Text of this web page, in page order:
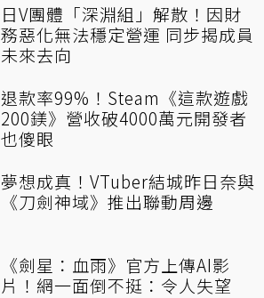
日V團體「深淵組」解散！因財
務惡化無法穩定營運 同步揭成員
未來去向
退款率99%！Steam《這款遊戲
200鎂》營收破4000萬元開發者
也傻眼
夢想成真！VTuber結城昨日奈與
《刀劍神域》推出聯動周邊
《劍星：血雨》官方上傳AI影
片！網一面倒不挺：令人失望